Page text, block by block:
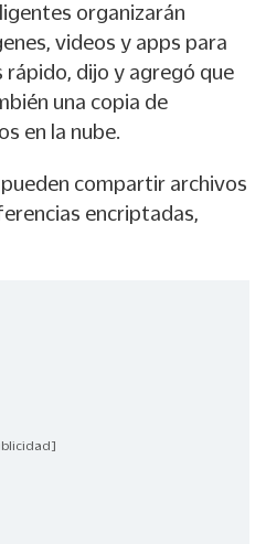
organizarán
videos y apps para
dijo y agregó que
una copia de
en la nube.
compartir archivos
encriptadas,